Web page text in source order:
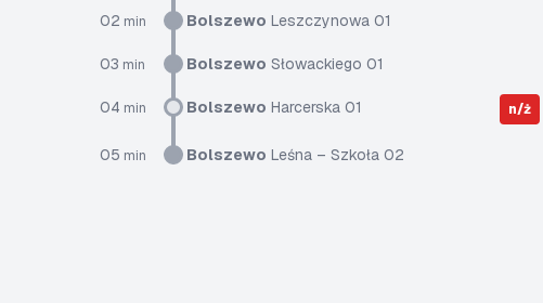
02 min Bolszewo Leszczynowa 01
03 min Bolszewo Słowackiego 01
04 min Bolszewo Harcerska 01 n/ż
05 min Bolszewo Leśna – Szkoła 02